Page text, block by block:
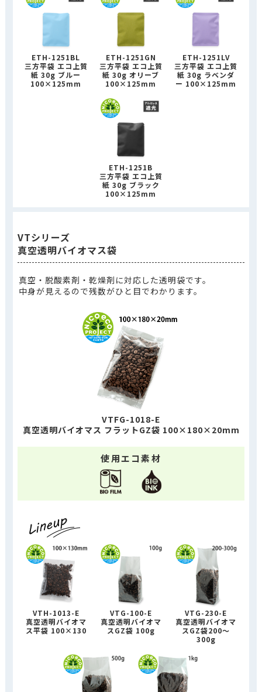
ETH-1251BL
三方平袋 エコ上質
紙 30g ブルー
100×125mm
ETH-1251GN
三方平袋 エコ上質
紙 30g オリーブ
100×125mm
ETH-1251LV
三方平袋 エコ上質
紙 30g ラベンダ
ー 100×125mm
ETH-1251B
三方平袋 エコ上質
紙 30g ブラック
100×125mm
VTシリーズ
真空透明バイオマス袋
真空・脱酸素剤・乾燥剤に対応した透明袋です。
中身が見えるので残数がひと目でわかります。
VTFG-1018-E
真空透明バイオマス フラットGZ袋 100×180×20mm
使用エコ素材
VTH-1013-E
真空透明バイオマ
ス平袋 100×130
VTG-100-E
真空透明バイオマ
スGZ袋 100g
VTG-230-E
真空透明バイオマ
スGZ袋200～
300g